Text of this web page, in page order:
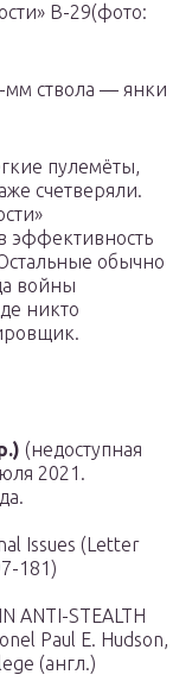
B-29(фото:
мм ствола — янки
пулемёты,
счетверяли.
эффективность
обычно
войны
никто
(недоступная
2021.
Issues (Letter
181)
ANTI-STEALTH
Paul E. Hudson,
(англ.)